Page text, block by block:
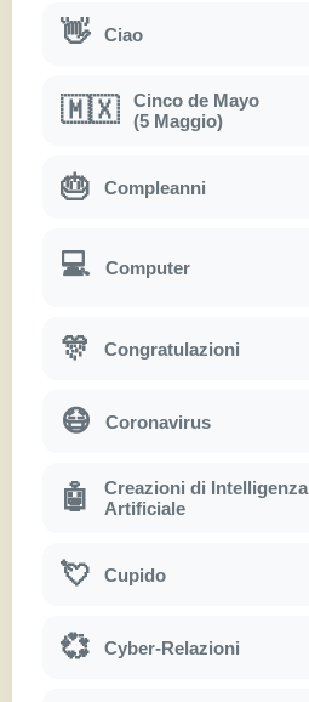
👋 Ciao
🇲🇽
Cinco de Mayo
(5 Maggio)
🎂 Compleanni
💻 Computer
🎊 Congratulazioni
😷 Coronavirus
🤖
Creazioni di Intelligenza
Artificiale
💘 Cupido
💞 Cyber-Relazioni